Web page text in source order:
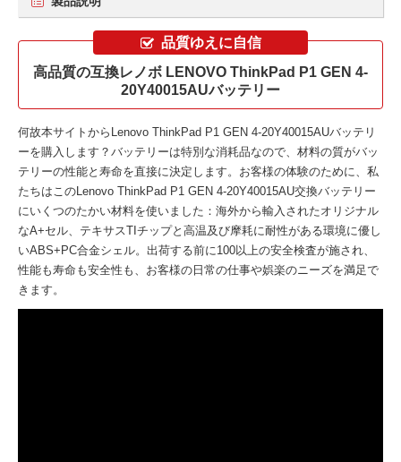
品質ゆえに自信
高品質の互換レノボ LENOVO ThinkPad P1 GEN 4-
20Y40015AUバッテリー
何故本サイトから Lenovo ThinkPad P1 GEN 4-20Y40015AUバッテリ
ーを購入します？バッテリーは特別な消耗品なので、材料の質がバッ
テリーの性能と寿命を直接に決定します。お客様の体験のために、私
たちはこのLenovo ThinkPad P1 GEN 4-20Y40015AU交換バッテリー
にいくつのたかい材料を使いました：海外から輸入されたオリジナル
なA+セル、テキサスTIチップと高温及び摩耗に耐性がある環境に優し
いABS+PC合金シェル。出荷する前に100以上の安全検査が施され、
性能も寿命も安全性も、お客様の日常の仕事や娯楽のニーズを満足で
きます。